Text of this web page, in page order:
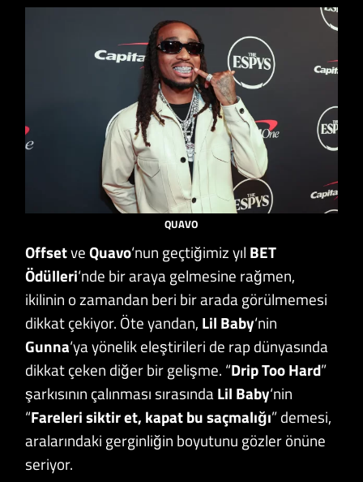
QUAVO
OffsetveQuavo‘nun geçtiğimiz yıl BET
Ödülleri‘nde bir araya gelmesine rağmen,
ikilinin o zamandan beri bir arada görülmemesi
dikkat çekiyor. Öte yandan, Lil Baby‘nin
Gunna‘ya yönelik eleştirileri de rap dünyasında
dikkat çeken diğer bir gelişme. “Drip Too Hard”
şarkısının çalınması sırasındaLil Baby‘nin
“Fareleri siktir et, kapat bu saçmalığı” demesi,
aralarındaki gerginliğin boyutunu gözler önüne
seriyor.